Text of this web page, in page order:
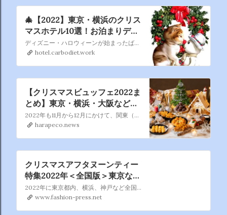
🎄【2022】東京・横浜のクリス
マスホテル10選！お泊まりデー
トのおすすめプラン - OZmallディズニー・ハロウィーンが始まったばかりなのに もうクリスマスの話題ですかって、今のうちに書いておかないと あっという間にクリスマスシーズンに突入しますからね。 ねって、あらまあもう突入してますね、クリスマスは早い者勝ち！
hotel.carbodiet.work
【クリスマスビュッフェ2022ま
とめ】東京・横浜・大阪などの
ホテル予約！スイーツブッフェ
にディナーも！ – はらぺこニュ
ース
2022年も11月から12月にかけて、関東（東京・横浜・千葉）や名古屋、関西（大阪・京都・神戸）など全国の有名ホテルの多くで、クリスマススイーツビュッフェや、ローストチキン＆ローストビーフが提供されるクリスマスランチブッフェ・クリスマスディナーブッフェが開催されます。そこで、エリアごとにクリスマスイベントの一覧を作ってみました！シュトーレンなどクリスマスシー…
harapeco.news
クリスマスアフタヌーンティー
特集2022年＜全国版＞東京など
有名ホテルが贈る冬スイーツ
2022年に東京都内、横浜、神戸など全国の有名ホテルや人気カフェで楽しめる、おすすめの「クリスマスアフタヌーンティー」を特集。中には予約必至のプランもあるので、気になるものは早めのチェックが必要だ。本...
www.fashion-press.net